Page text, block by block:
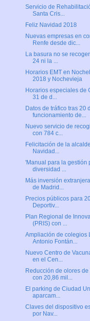
Servicio de
Santa Cris...
Feliz Navidad 2018
Nuevas empresas en
Renfe desde dic...
La basura no se
24 ni la ...
Horarios EMT en
2018 y Nochevieja
Horarios especiales de
31 de d...
Datos de tráfico tras 20
funcionamiento de...
Nuevo servicio de
con 784 c...
Felicitación de la
Navidad...
'Manual para la gestión
diversidad ...
Más inversión
de Madrid...
Precios públicos para
Deportiv...
Plan Regional de
(PRIS) con ...
Ampliación de colegios
Antonio Fontán...
Nuevo Centro de
en el Cen...
Reducción de olores
con 20,86 mil...
El parking de Ciudad
aparcam...
Claves del dispositivo
por Nav...